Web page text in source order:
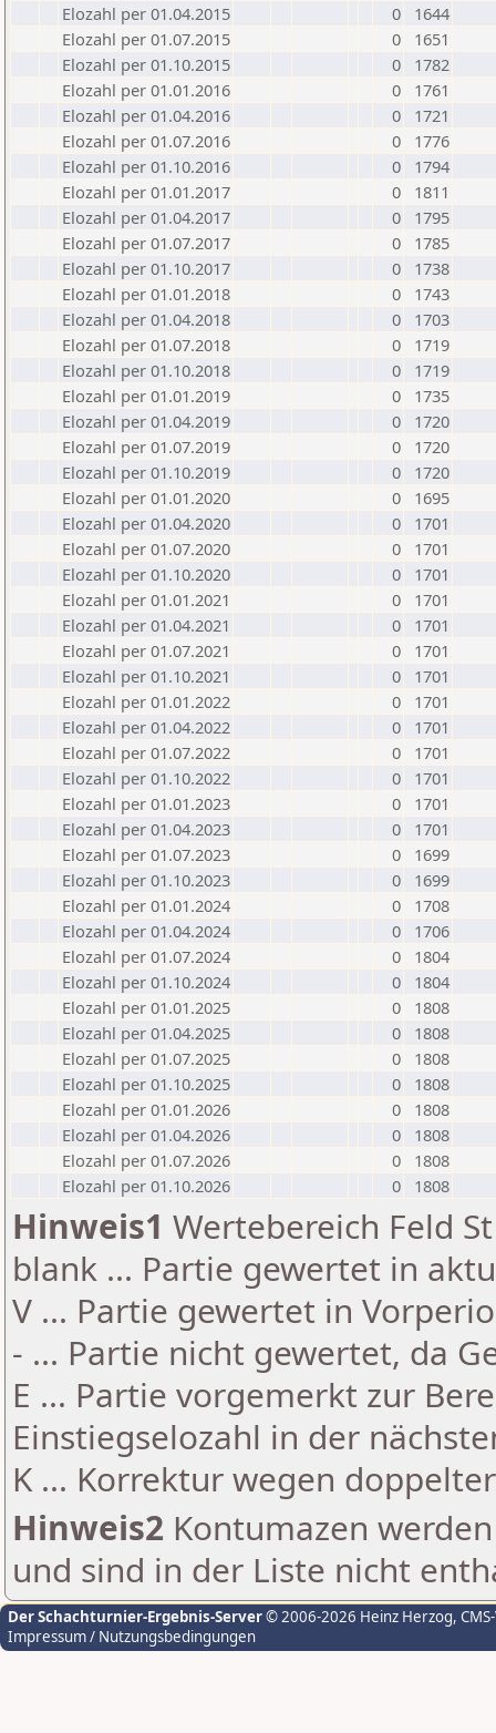
Elozahl per 01.04.2015
0
1644
Elozahl per 01.07.2015
0
1651
Elozahl per 01.10.2015
0
1782
Elozahl per 01.01.2016
0
1761
Elozahl per 01.04.2016
0
1721
Elozahl per 01.07.2016
0
1776
Elozahl per 01.10.2016
0
1794
Elozahl per 01.01.2017
0
1811
Elozahl per 01.04.2017
0
1795
Elozahl per 01.07.2017
0
1785
Elozahl per 01.10.2017
0
1738
Elozahl per 01.01.2018
0
1743
Elozahl per 01.04.2018
0
1703
Elozahl per 01.07.2018
0
1719
Elozahl per 01.10.2018
0
1719
Elozahl per 01.01.2019
0
1735
Elozahl per 01.04.2019
0
1720
Elozahl per 01.07.2019
0
1720
Elozahl per 01.10.2019
0
1720
Elozahl per 01.01.2020
0
1695
Elozahl per 01.04.2020
0
1701
Elozahl per 01.07.2020
0
1701
Elozahl per 01.10.2020
0
1701
Elozahl per 01.01.2021
0
1701
Elozahl per 01.04.2021
0
1701
Elozahl per 01.07.2021
0
1701
Elozahl per 01.10.2021
0
1701
Elozahl per 01.01.2022
0
1701
Elozahl per 01.04.2022
0
1701
Elozahl per 01.07.2022
0
1701
Elozahl per 01.10.2022
0
1701
Elozahl per 01.01.2023
0
1701
Elozahl per 01.04.2023
0
1701
Elozahl per 01.07.2023
0
1699
Elozahl per 01.10.2023
0
1699
Elozahl per 01.01.2024
0
1708
Elozahl per 01.04.2024
0
1706
Elozahl per 01.07.2024
0
1804
Elozahl per 01.10.2024
0
1804
Elozahl per 01.01.2025
0
1808
Elozahl per 01.04.2025
0
1808
Elozahl per 01.07.2025
0
1808
Elozahl per 01.10.2025
0
1808
Elozahl per 01.01.2026
0
1808
Elozahl per 01.04.2026
0
1808
Elozahl per 01.07.2026
0
1808
Elozahl per 01.10.2026
0 1808
Hinweis1 Wertebereich Feld
blank ... Partie gewertet in
V ... Partie gewertet in
- ... Partie nicht gewertet, da
E ... Partie vorgemerkt zur
Einstiegselozahl in der
K ... Korrektur wegen
Hinweis2 Kontumazen
und sind in der Liste nicht
Der Schachturnier-Ergebnis-Server© 2006-2026 Heinz Herzog,
Impressum / Nutzungsbedingungen